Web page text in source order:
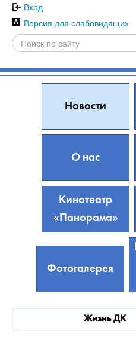
Вход
Версия для слабовидящих
Новости
О нас
Кинотеатр
«Панорама»
Фотогалерея
Жизнь ДК